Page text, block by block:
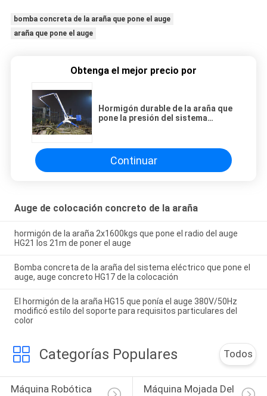
bomba concreta de la araña que pone el auge
araña que pone el auge
Obtenga el mejor precio por
Hormigón durable de la araña que
pone la presión del sistema
Continuar
Auge de colocación concreto de la araña
hormigón de la araña 2x1600kgs que pone el radio del auge
HG21 los 21m de poner el auge
Bomba concreta de la araña del sistema eléctrico que pone el
auge, auge concreto HG17 de la colocación
El hormigón de la araña HG15 que ponía el auge 380V/50Hz
modificó estilo del soporte para requisitos particulares del
color
Categorías Populares Todos
Máquina Robótica
Máquina Mojada Del